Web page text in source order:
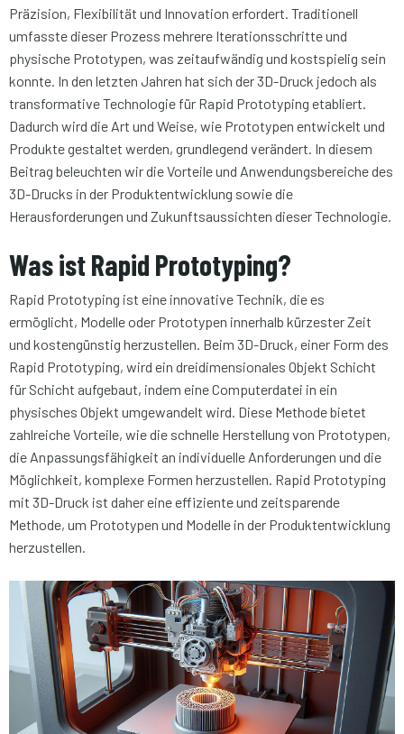
Präzision, Flexibilität und Innovation erfordert. Traditionell
umfasste dieser Prozess mehrere Iterationsschritte und
physische Prototypen, was zeitaufwändig und kostspielig sein
konnte. In den letzten Jahren hat sich der 3D-Druck jedoch als
transformative Technologie für Rapid Prototyping etabliert.
Dadurch wird die Art und Weise, wie Prototypen entwickelt und
Produkte gestaltet werden, grundlegend verändert. In diesem
Beitrag beleuchten wir die Vorteile und Anwendungsbereiche des
3D-Drucks in der Produktentwicklung sowie die
Herausforderungen und Zukunftsaussichten dieser Technologie.
Was ist Rapid Prototyping?
Rapid Prototyping ist eine innovative Technik, die es
ermöglicht, Modelle oder Prototypen innerhalb kürzester Zeit
und kostengünstig herzustellen. Beim 3D-Druck, einer Form des
Rapid Prototyping, wird ein dreidimensionales Objekt Schicht
für Schicht aufgebaut, indem eine Computerdatei in ein
physisches Objekt umgewandelt wird. Diese Methode bietet
zahlreiche Vorteile, wie die schnelle Herstellung von Prototypen,
die Anpassungsfähigkeit an individuelle Anforderungen und die
Möglichkeit, komplexe Formen herzustellen. Rapid Prototyping
mit 3D-Druck ist daher eine effiziente und zeitsparende
Methode, um Prototypen und Modelle in der Produktentwicklung
herzustellen.